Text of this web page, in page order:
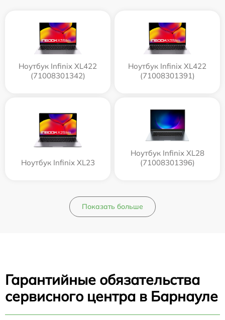
Ноутбук Infinix XL422
(71008301342)
Ноутбук Infinix XL422
(71008301391)
Ноутбук Infinix XL23
Ноутбук Infinix XL28
(71008301396)
Показать больше
Гарантийные обязательства
сервисного центра в Барнауле